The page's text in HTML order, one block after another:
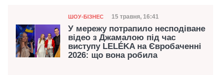
Категорія
ШОУ-БІЗНЕС Дата публікації
15 травня, 16:41
У мережу потрапило несподіване
відео з Джамалою під час
виступу LELÉKA на Євробаченні
2026: що вона робила